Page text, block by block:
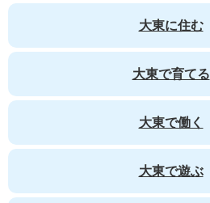
大東に住む
大東で育てる
大東で働く
大東で遊ぶ